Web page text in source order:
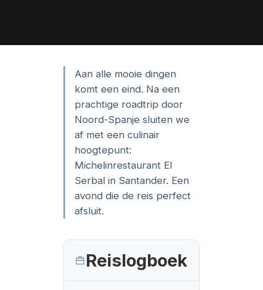
Aan alle mooie dingen
komt een eind. Na een
prachtige roadtrip door
Noord-Spanje sluiten we
af met een culinair
hoogtepunt:
Michelinrestaurant El
Serbal in Santander. Een
avond die de reis perfect
afsluit.
Reislogboek